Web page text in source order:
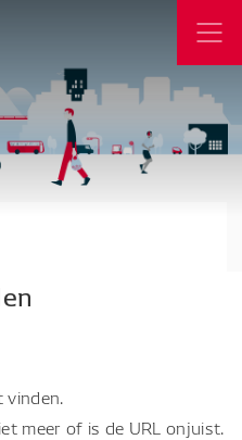
vinden.
meer of is de URL onjuist.